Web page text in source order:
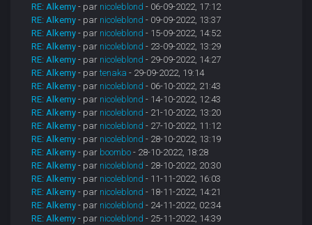
RE: Alkemy - par nicoleblond - 06-09-2022, 17:12
RE: Alkemy - par nicoleblond - 09-09-2022, 13:37
RE: Alkemy - par nicoleblond - 15-09-2022, 14:52
RE: Alkemy - par nicoleblond - 23-09-2022, 13:29
RE: Alkemy - par nicoleblond - 29-09-2022, 14:27
RE: Alkemy - partenaka - 29-09-2022, 19:14
RE: Alkemy - par nicoleblond - 06-10-2022, 21:43
RE: Alkemy - par nicoleblond - 14-10-2022, 12:43
RE: Alkemy - par nicoleblond - 21-10-2022, 13:20
RE: Alkemy - par nicoleblond - 27-10-2022, 11:12
RE: Alkemy - par nicoleblond - 28-10-2022, 13:19
RE: Alkemy - par boombo - 28-10-2022, 18:28
RE: Alkemy - par nicoleblond - 28-10-2022, 20:30
RE: Alkemy - par nicoleblond - 11-11-2022, 16:03
RE: Alkemy - par nicoleblond - 18-11-2022, 14:21
RE: Alkemy - par nicoleblond - 24-11-2022, 02:34
RE: Alkemy - par nicoleblond - 25-11-2022, 14:39